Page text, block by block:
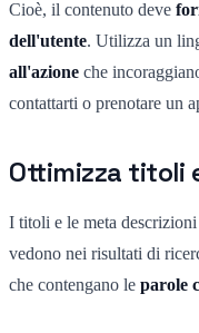
Cioè, il contenuto deve
dell'utente. Utilizza un
all'azione che
contattarti o prenotare un
Ottimizza titoli
I titoli e le meta
vedono nei risultati di
che contengano le parole